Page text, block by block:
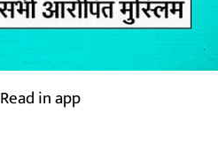
Read in app